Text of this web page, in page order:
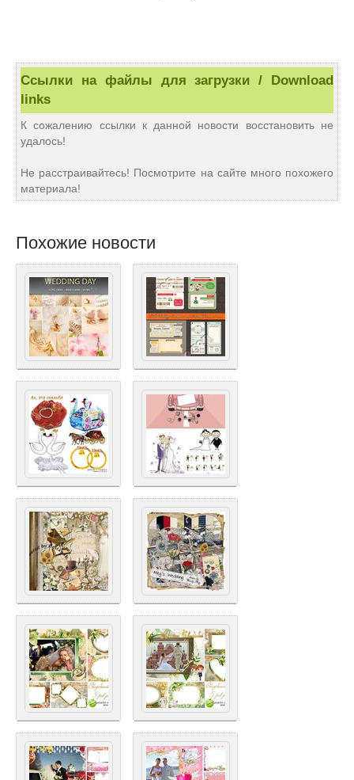
Ссылки на файлы для загрузки / Download
links
К сожалению ссылки к данной новости восстановить не
удалось!
Не расстраивайтесь! Посмотрите на сайте много похожего
материала!
Похожие новости